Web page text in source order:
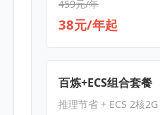
459元/年
38元/年起
百炼+ECS组合套餐
推理节省 + ECS 2核2G